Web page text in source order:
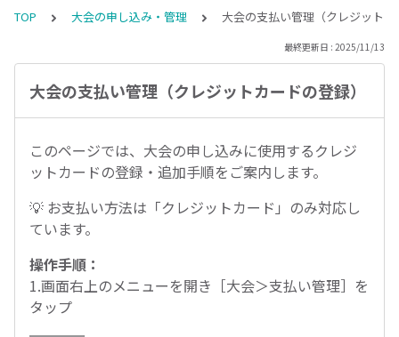
TOP 大会の申し込み・管理 大会の支払い管理（クレジット
最終更新日 : 2025/11/13
大会の支払い管理（クレジットカードの登録）
このページでは、大会の申し込みに使用するクレジ
ットカードの登録・追加手順をご案内します。
💡 お支払い方法は「クレジットカード」のみ対応し
ています。
操作手順：
1.画面右上のメニューを開き［大会＞支払い管理］を
タップ